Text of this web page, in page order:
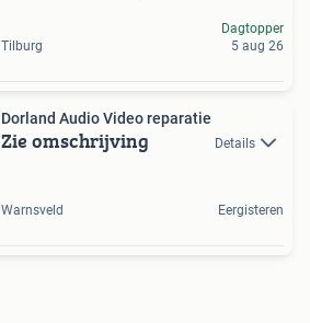
Tilburg
Dagtopper
5 aug 26
Dorland Audio Video reparatie
Zie omschrijving Details
Warnsveld Eergisteren